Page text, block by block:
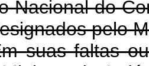
Nacional do
pelo
suas faltas